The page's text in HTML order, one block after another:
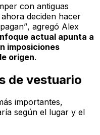
con antiguas
deciden hacer
, agregó Alex
actual apunta a
imposiciones
origen.
de vestuario
importantes,
según el lugar y el